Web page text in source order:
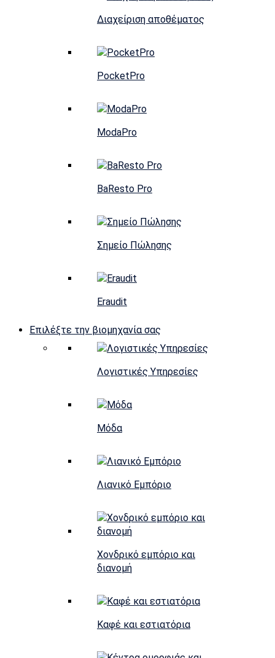
Διαχείριση αποθέματος
PocketPro
ModaPro
BaResto Pro
Σημείο Πώλησης
Eraudit
Επιλέξτε την βιομηχανία σας
Λογιστικές Υπηρεσίες
Μόδα
Λιανικό Εμπόριο
Χονδρικό εμπόριο και
διανομή
Καφέ και εστιατόρια